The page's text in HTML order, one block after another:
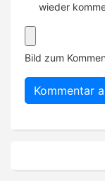
wieder
Bild zum